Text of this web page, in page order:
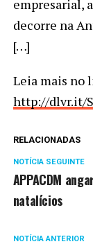
empresarial,
decorre na
[…]
Leia mais no
http://dlvr.it/
RELACIONADAS
NOTÍCIA SEGUINTE
APPACDM
natalícios
NOTÍCIA ANTERIOR